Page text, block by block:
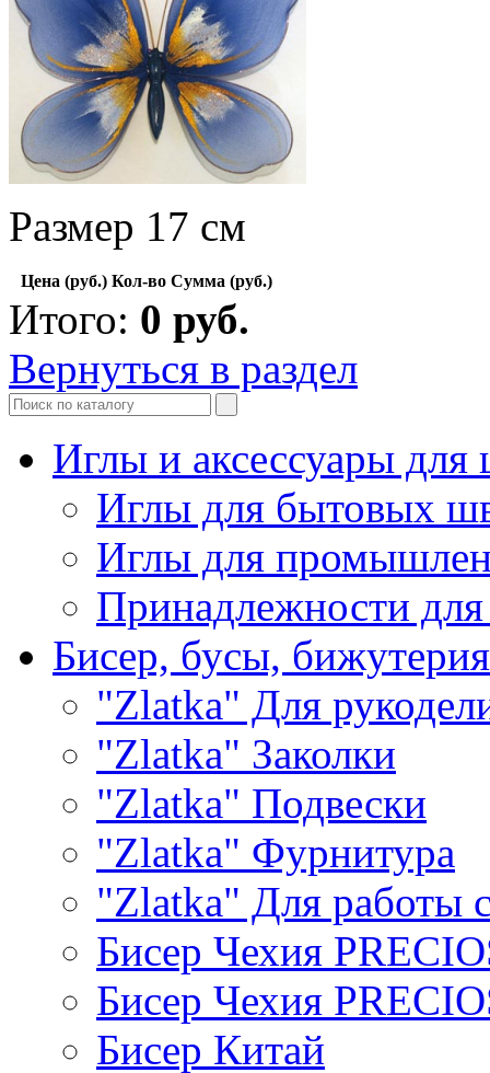
Размер 17 см
Цена (руб.) Кол-во Сумма (руб.)
Итого: 0 руб.
Вернуться в раздел
Иглы и аксессуары
Иглы для бытовых
Иглы для
Принадлежности
Бисер, бусы, бижутерия
"Zlatka" Для
"Zlatka" Заколки
"Zlatka" Подвески
"Zlatka" Фурнитура
"Zlatka" Для работы
Бисер Чехия
Бисер Чехия
Бисер Китай